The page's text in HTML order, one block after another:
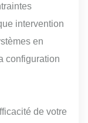
intervention
en
configuration
de votre